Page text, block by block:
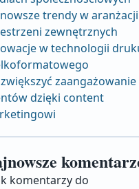
trendy w aranżacji
zewnętrznych
w technologii
zwiększyć zaangażowanie
dzięki content
komentarzy do